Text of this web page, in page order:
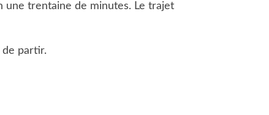
une trentaine de minutes. Le trajet
de partir.